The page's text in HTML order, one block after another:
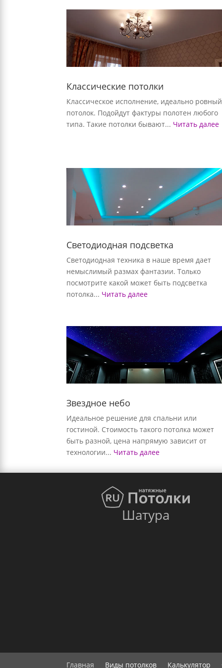
Классические потолки
Классическое исполнение, идеально ровный
потолок. Подойдут фактуры полотен любого
типа. Такие потолки бывают... Читать далее
Светодиодная подсветка
Светодиодная техника в наше время дает
немыслимый размах фантазии. Только
посмотрите какой может быть подсветка
потолка... Читать далее
Звездное небо
Идеальное решение для спальни или
гостиной. Стоимость такого потолка может
быть разной, цена напрямую зависит от
технологии... Читать далее
Шатура
Главная Виды потолков Калькулятор